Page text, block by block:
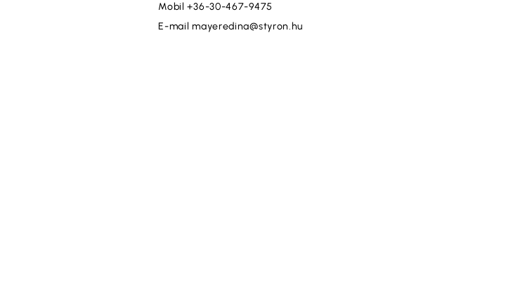
Mobil +36-30-467-9475
E-mail mayeredina@styron.hu